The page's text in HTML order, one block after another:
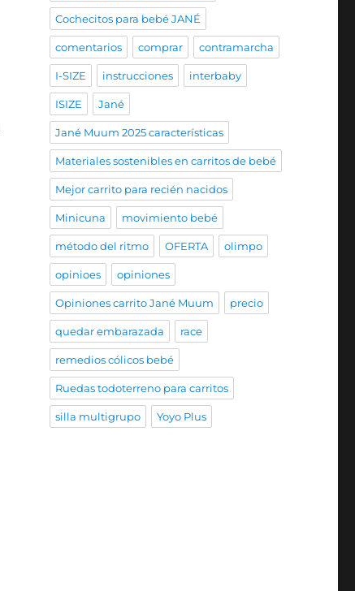
Cochecitos para bebé JANÉ
comentarios comprar contramarcha
I-SIZE instrucciones interbaby
ISIZE Jané
Jané Muum 2025 características
Materiales sostenibles en carritos de bebé
Mejor carrito para recién nacidos
Minicuna movimiento bebé
método del ritmo OFERTA olimpo
opinioes opiniones
Opiniones carrito Jané Muum precio
quedar embarazada race
remedios cólicos bebé
Ruedas todoterreno para carritos
silla multigrupo Yoyo Plus